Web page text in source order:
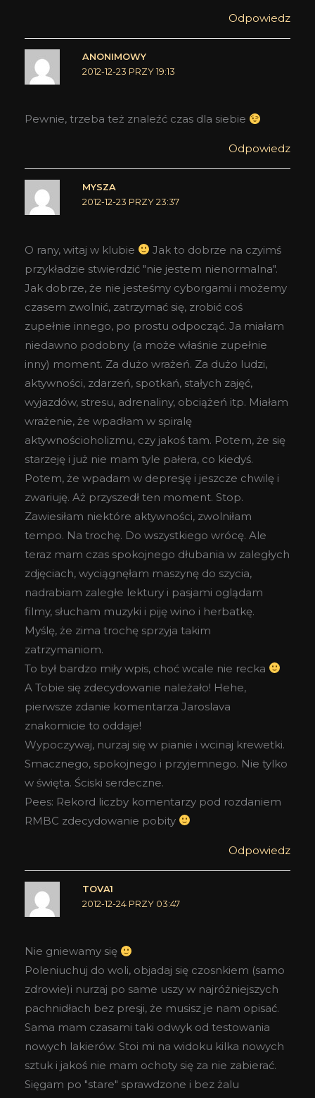
Odpowiedz
ANONIMOWY
2012-12-23 PRZY 19:13
Pewnie, trzeba też znaleźć czas dla siebie
Odpowiedz
MYSZA
2012-12-23 PRZY 23:37
O rany, witaj w klubie
Jak to dobrze na czyimś
przykładzie stwierdzić "nie jestem nienormalna".
Jak dobrze, że nie jesteśmy cyborgami i możemy
czasem zwolnić, zatrzymać się, zrobić coś
zupełnie innego, po prostu odpocząć. Ja miałam
niedawno podobny (a może właśnie zupełnie
inny) moment. Za dużo wrażeń. Za dużo ludzi,
aktywności, zdarzeń, spotkań, stałych zajęć,
wyjazdów, stresu, adrenaliny, obciążeń itp. Miałam
wrażenie, że wpadłam w spiralę
aktywnościoholizmu, czy jakoś tam. Potem, że się
starzeję i już nie mam tyle pałera, co kiedyś.
Potem, że wpadam w depresję i jeszcze chwilę i
zwariuję. Aż przyszedł ten moment. Stop.
Zawiesiłam niektóre aktywności, zwolniłam
tempo. Na trochę. Do wszystkiego wrócę. Ale
teraz mam czas spokojnego dłubania w zaległych
zdjęciach, wyciągnęłam maszynę do szycia,
nadrabiam zaległe lektury i pasjami oglądam
filmy, słucham muzyki i piję wino i herbatkę.
Myślę, że zima trochę sprzyja takim
zatrzymaniom.
To był bardzo miły wpis, choć wcale nie recka
A Tobie się zdecydowanie należało! Hehe,
pierwsze zdanie komentarza Jaroslava
znakomicie to oddaje!
Wypoczywaj, nurzaj się w pianie i wcinaj krewetki.
Smacznego, spokojnego i przyjemnego. Nie tylko
w święta. Ściski serdeczne.
Pees: Rekord liczby komentarzy pod rozdaniem
RMBC zdecydowanie pobity
Odpowiedz
TOVA1
2012-12-24 PRZY 03:47
Nie gniewamy się
Poleniuchuj do woli, objadaj się czosnkiem (samo
zdrowie)i nurzaj po same uszy w najróżniejszych
pachnidłach bez presji, że musisz je nam opisać.
Sama mam czasami taki odwyk od testowania
nowych lakierów. Stoi mi na widoku kilka nowych
sztuk i jakoś nie mam ochoty się za nie zabierać.
Sięgam po "stare" sprawdzone i bez żalu